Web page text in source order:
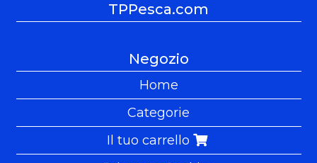
TPPesca.com
Negozio
Home
Categorie
Il tuo carrello